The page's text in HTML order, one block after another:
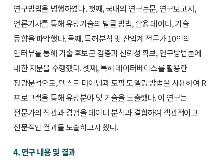
연구방법을 병행하였다. 첫째, 국내외 연구논문, 연구보고서,
언론기사를 통해 유망기술의 발굴 방법, 활용 데이터, 기술
동향을 파악했다. 둘째, 특허분석 및 산업계 전문가 10인의
인터뷰를 통해 기술 후보군 검증과 신뢰성 확보, 연구방법론에
대한 자문을 수행했다. 셋째, 특허 데이터베이스를 활용한
정량분석으로, 텍스트 마이닝과 토픽 모델링 방법을 사용하여 R
프로그램을 통해 유망분야 및 기술을 도출했다. 이 연구는
전문가의 직관과 경험을 데이터 분석과 결합하여 객관적이고
전문적인 결과를 도출하고자 했다.
4. 연구 내용 및 결과